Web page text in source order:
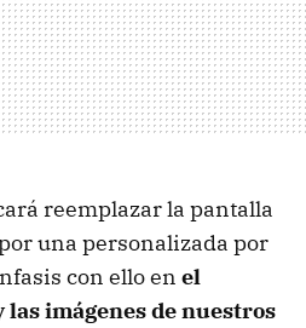
reemplazar la pantalla
una personalizada por
con ello en el
imágenes de nuestros